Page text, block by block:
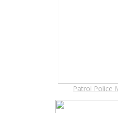
Patrol Police